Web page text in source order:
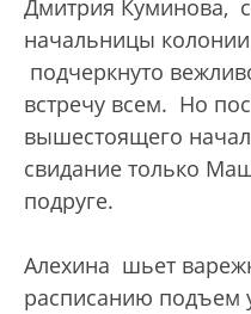
Дмитрия Куминова,
начальницы
подчеркнуто
встречу всем. Но
вышестоящего
свидание только
подруге.
Алехина шьет
расписанию подъем